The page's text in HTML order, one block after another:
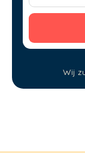
Wij